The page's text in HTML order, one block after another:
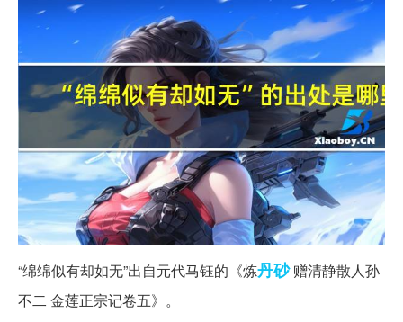
“绵绵似有却如无”出自元代马钰的《炼丹砂赠清静散人孙
不二 金莲正宗记卷五》。